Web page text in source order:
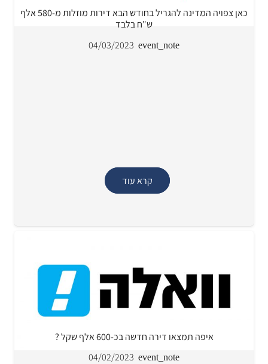
כאן צפויה המדינה להגריל בחודש הבא דירות מוזלות מ-580 אלף
ש"ח בלבד
event_note
04/03/2023
קרא עוד
איפה תמצאו דירה חדשה בכ-600 אלף שקל ?
event_note
04/02/2023